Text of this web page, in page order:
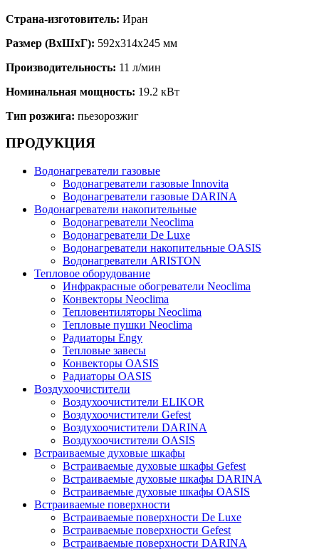
Страна-изготовитель: Иран
Размер (ВхШхГ): 592x314x245 мм
Производительность: 11 л/мин
Номинальная мощность: 19.2 кВт
Тип розжига: пьезорозжиг
ПРОДУКЦИЯ
Водонагреватели газовые
Водонагреватели газовые Innovita
Водонагреватели газовые DARINA
Водонагреватели накопительные
Водонагреватели Neoclima
Водонагреватели De Luxe
Водонагреватели накопительные OASIS
Водонагреватели ARISTON
Тепловое оборудование
Инфракрасные обогреватели Neoclima
Конвекторы Neoclima
Тепловентиляторы Neoclima
Тепловые пушки Neoclima
Радиаторы Engy
Тепловые завесы
Конвекторы OASIS
Радиаторы OASIS
Воздухоочистители
Воздухоочистители ELIKOR
Воздухоочистители Gefest
Воздухоочистители DARINA
Воздухоочистители OASIS
Встраиваемые духовые шкафы
Встраиваемые духовые шкафы Gefest
Встраиваемые духовые шкафы DARINA
Встраиваемые духовые шкафы OASIS
Встраиваемые поверхности
Встраиваемые поверхности De Luxe
Встраиваемые поверхности Gefest
Встраиваемые поверхности DARINA